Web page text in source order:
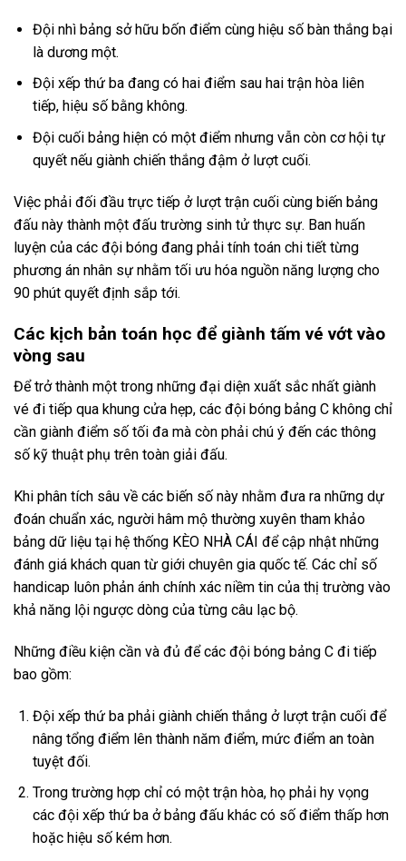
Đội nhì bảng sở hữu bốn điểm cùng hiệu số bàn thắng bại
là dương một.
Đội xếp thứ ba đang có hai điểm sau hai trận hòa liên
tiếp, hiệu số bằng không.
Đội cuối bảng hiện có một điểm nhưng vẫn còn cơ hội tự
quyết nếu giành chiến thắng đậm ở lượt cuối.
Việc phải đối đầu trực tiếp ở lượt trận cuối cùng biến bảng
đấu này thành một đấu trường sinh tử thực sự. Ban huấn
luyện của các đội bóng đang phải tính toán chi tiết từng
phương án nhân sự nhằm tối ưu hóa nguồn năng lượng cho
90 phút quyết định sắp tới.
Các kịch bản toán học để giành tấm vé vớt vào
vòng sau
Để trở thành một trong những đại diện xuất sắc nhất giành
vé đi tiếp qua khung cửa hẹp, các đội bóng bảng C không chỉ
cần giành điểm số tối đa mà còn phải chú ý đến các thông
số kỹ thuật phụ trên toàn giải đấu.
Khi phân tích sâu về các biến số này nhằm đưa ra những dự
đoán chuẩn xác, người hâm mộ thường xuyên tham khảo
bảng dữ liệu tại hệ thống KÈO NHÀ CÁI để cập nhật những
đánh giá khách quan từ giới chuyên gia quốc tế. Các chỉ số
handicap luôn phản ánh chính xác niềm tin của thị trường vào
khả năng lội ngược dòng của từng câu lạc bộ.
Những điều kiện cần và đủ để các đội bóng bảng C đi tiếp
bao gồm:
Đội xếp thứ ba phải giành chiến thắng ở lượt trận cuối để
nâng tổng điểm lên thành năm điểm, mức điểm an toàn
tuyệt đối.
Trong trường hợp chỉ có một trận hòa, họ phải hy vọng
các đội xếp thứ ba ở bảng đấu khác có số điểm thấp hơn
hoặc hiệu số kém hơn.